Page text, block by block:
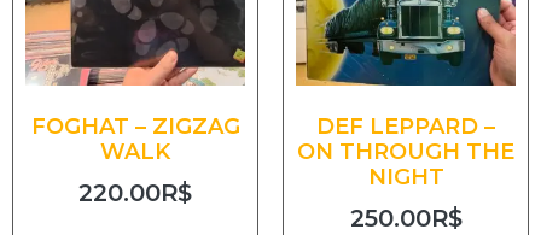
FOGHAT – ZIGZAG
WALK
220.00R$
DEF LEPPARD –
ON THROUGH THE
NIGHT
250.00R$